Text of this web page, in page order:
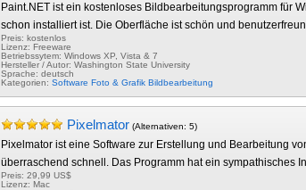
Paint.NET ist ein kostenloses Bildbearbeitungsprogramm für
schon installiert ist. Die Oberfläche ist schön und
Preis: kostenlos
Lizenz: Freeware
Betriebssytem: Windows XP, Vista & 7
Hersteller / Autor: Washington State University
Sprache: deutsch
Kategorien: Software Foto & Grafik Bildbearbeitung
Pixelmator (Alternativen: 5)
Pixelmator ist eine Software zur Erstellung und Bearbeitung
überraschend schnell. Das Programm hat ein sympathisches
Preis: 29,99 US$
Lizenz: Mac